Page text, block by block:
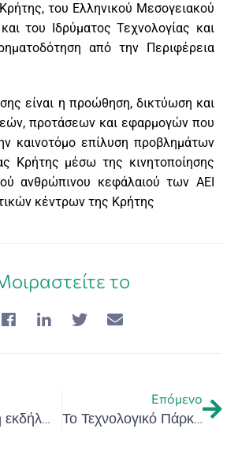
του Ελληνικού Μεσογειακού
του Ιδρύματος Τεχνολογίας και
από την Περιφέρεια
είναι η προώθηση, δικτύωση και
προτάσεων και εφαρμογών που
καινοτόμο επίλυση προβλημάτων
Κρήτης μέσω της κινητοποίησης
ανθρώπινου κεφάλαιού των ΑΕΙ
κέντρων της Κρήτης
το
Ενημερωτική εκδήλωση: «Η Αγροδιατροφή σήμερα στην Κρήτη»: Έρευνα – Καινοτομία – Χρηματοδοτικές ευκαιρίες – Με την στήριξη της Περιφέρειας Κρήτης
Επόμενο
Το Τεχνολογικό Πάρκο και το οικοσύστημα καινοτομίας της Κρήτης – 30 χρόνια λειτουργίας – Αντώνης Παπαδεράκης